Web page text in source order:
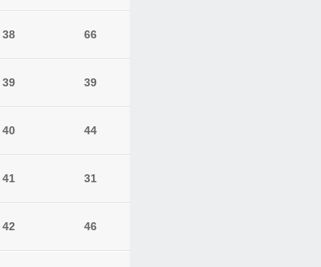
38 66
39 39
40 44
41 31
42 46